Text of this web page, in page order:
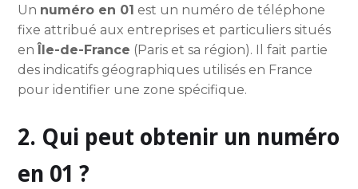
Un numéro en 01 est un numéro de téléphone
fixe attribué aux entreprises et particuliers situés
en
Île-de-France (Paris et sa région). Il fait partie
des indicatifs géographiques utilisés en France
pour identifier une zone spécifique.
2. Qui peut obtenir un numéro
en 01 ?